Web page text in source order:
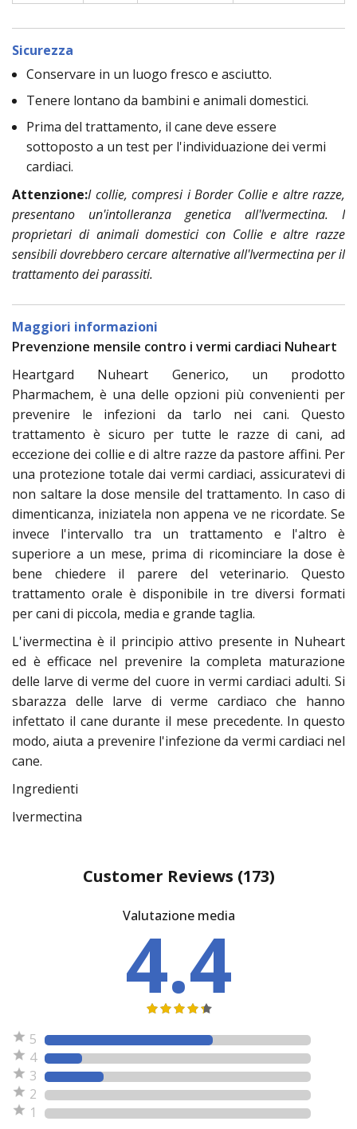
Sicurezza
Conservare in un luogo fresco e asciutto.
Tenere lontano da bambini e animali domestici.
Prima del trattamento, il cane deve essere
sottoposto a un test per l'individuazione dei vermi
cardiaci.
Attenzione:I collie, compresi i Border Collie e altre razze,
presentano un'intolleranza genetica all'Ivermectina. I
proprietari di animali domestici con Collie e altre razze
sensibili dovrebbero cercare alternative all'Ivermectina per il
trattamento dei parassiti.
Maggiori informazioni
Prevenzione mensile contro i vermi cardiaci Nuheart
Heartgard Nuheart Generico, un prodotto
Pharmachem, è una delle opzioni più convenienti per
prevenire le infezioni da tarlo nei cani. Questo
trattamento è sicuro per tutte le razze di cani, ad
eccezione dei collie e di altre razze da pastore affini. Per
una protezione totale dai vermi cardiaci, assicuratevi di
non saltare la dose mensile del trattamento. In caso di
dimenticanza, iniziatela non appena ve ne ricordate. Se
invece l'intervallo tra un trattamento e l'altro è
superiore a un mese, prima di ricominciare la dose è
bene chiedere il parere del veterinario. Questo
trattamento orale è disponibile in tre diversi formati
per cani di piccola, media e grande taglia.
L'ivermectina è il principio attivo presente in Nuheart
ed è efficace nel prevenire la completa maturazione
delle larve di verme del cuore in vermi cardiaci adulti. Si
sbarazza delle larve di verme cardiaco che hanno
infettato il cane durante il mese precedente. In questo
modo, aiuta a prevenire l'infezione da vermi cardiaci nel
cane.
Ingredienti
Ivermectina
Customer Reviews (173)
Valutazione media
4.4
5
4
3
2
1